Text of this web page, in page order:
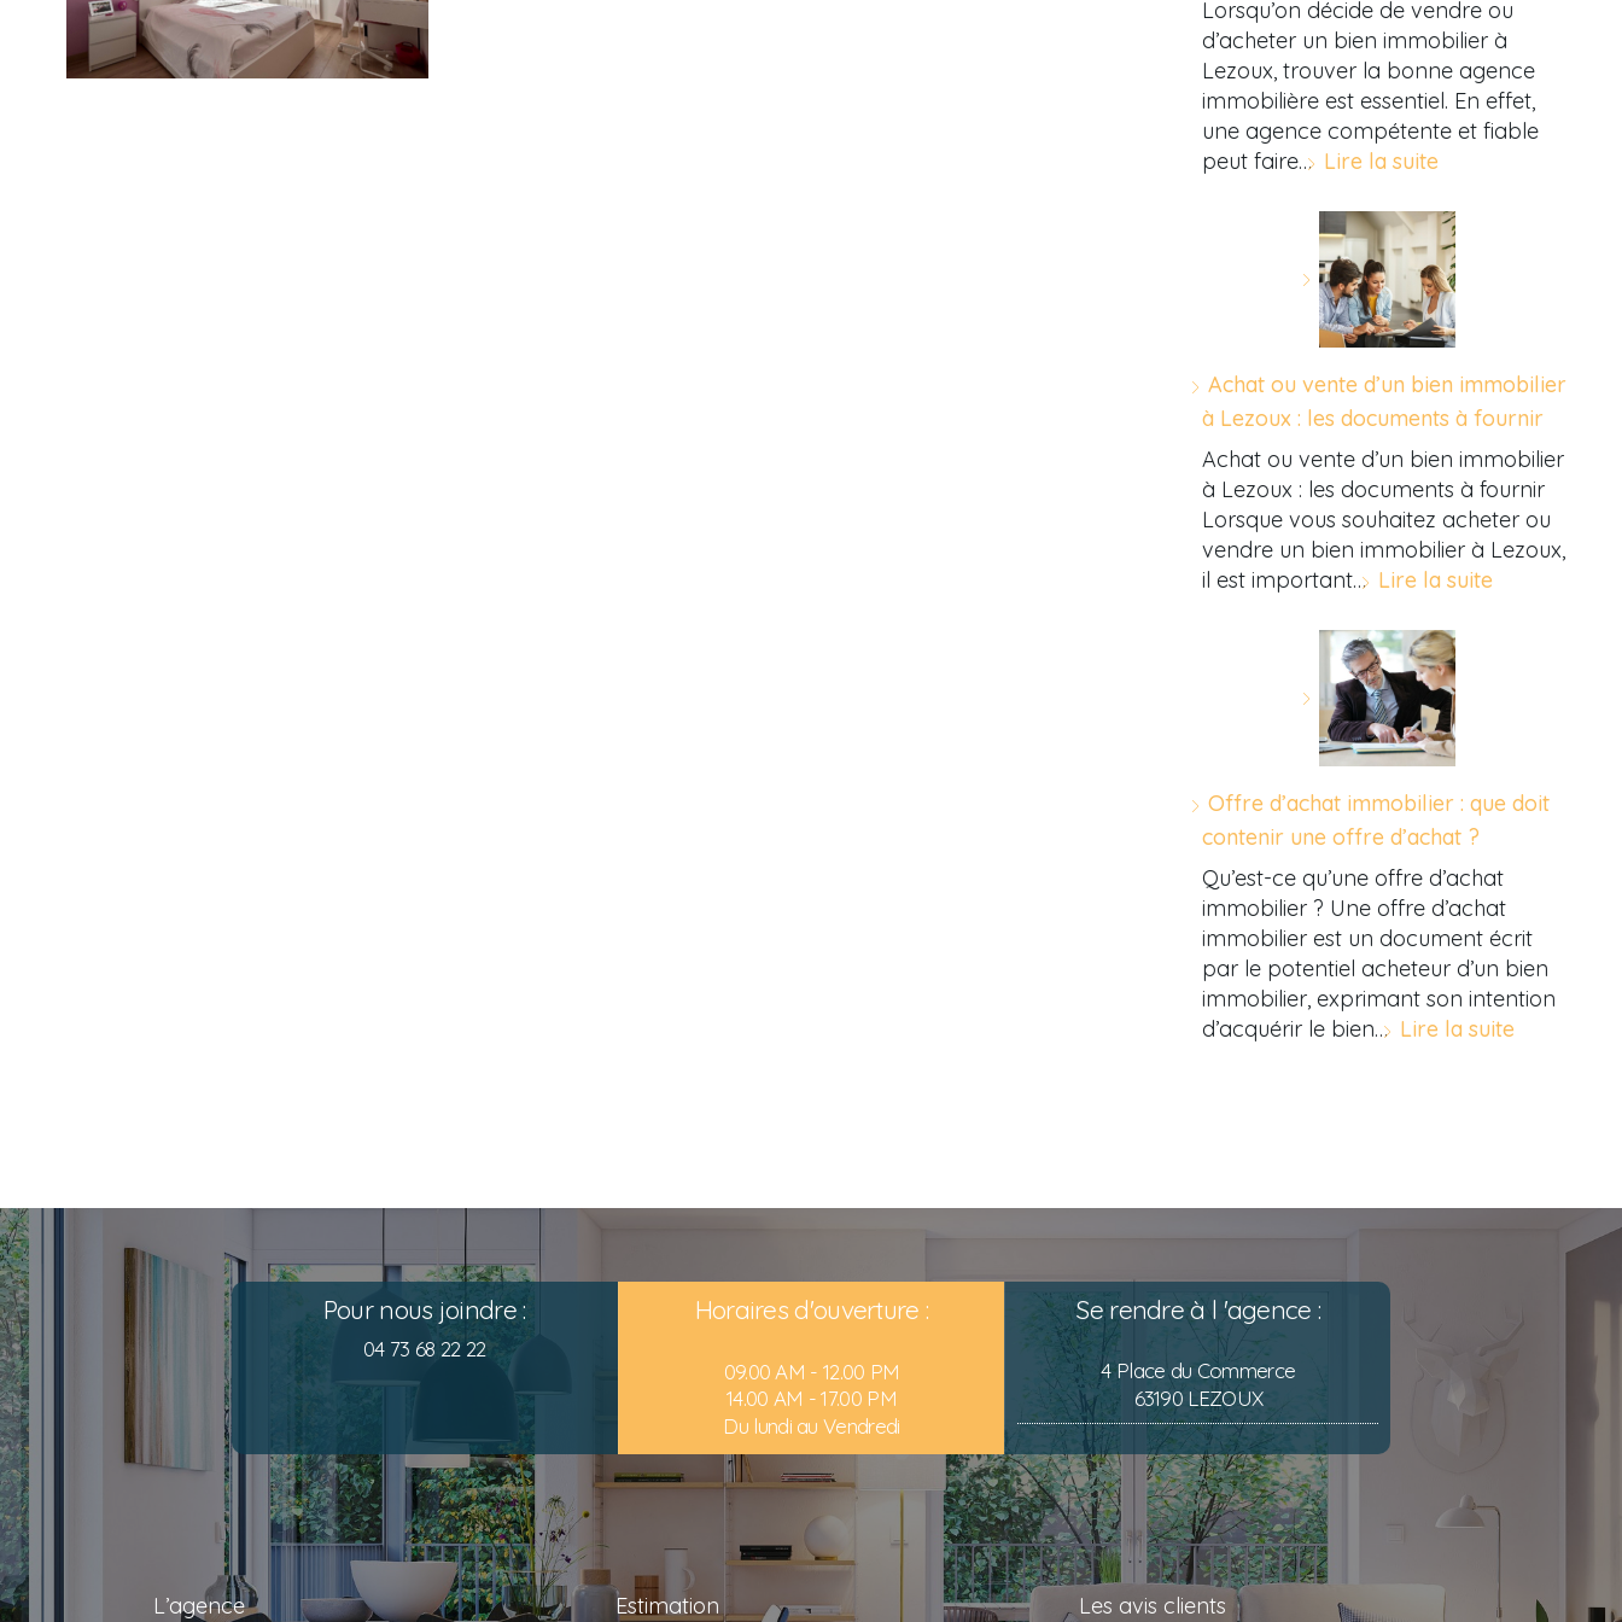
Lorsqu’on décide de vendre ou
d’acheter un bien immobilier à
Lezoux, trouver la bonne agence
immobilière est essentiel. En effet,
une agence compétente et fiable
peut faire… Lire la suite
Achat ou vente d’un bien immobilier
à Lezoux : les documents à fournir
Achat ou vente d’un bien immobilier
à Lezoux : les documents à fournir
Lorsque vous souhaitez acheter ou
vendre un bien immobilier à Lezoux,
il est important… Lire la suite
Offre d’achat immobilier : que doit
contenir une offre d’achat ?
Qu’est-ce qu’une offre d’achat
immobilier ? Une offre d’achat
immobilier est un document écrit
par le potentiel acheteur d’un bien
immobilier, exprimant son intention
d’acquérir le bien… Lire la suite
Pour nous joindre :
04 73 68 22 22
Horaires d'ouverture :
09.00 AM - 12.00 PM
14.00 AM - 17.00 PM
Du lundi au Vendredi
Se rendre à l 'agence :
4 Place du Commerce
63190 LEZOUX
L’agence Estimation Les avis clients